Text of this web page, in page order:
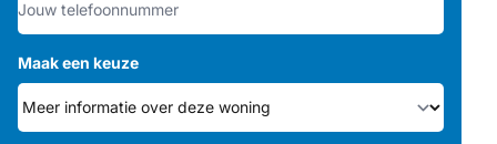
Maak een keuze